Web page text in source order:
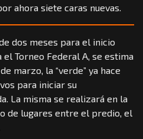
ahora siete caras nuevas.
dos meses para el inicio
Torneo Federal A, se estima
marzo, la “verde” ya hace
para iniciar su
La misma se realizará en la
de lugares entre el predio, el